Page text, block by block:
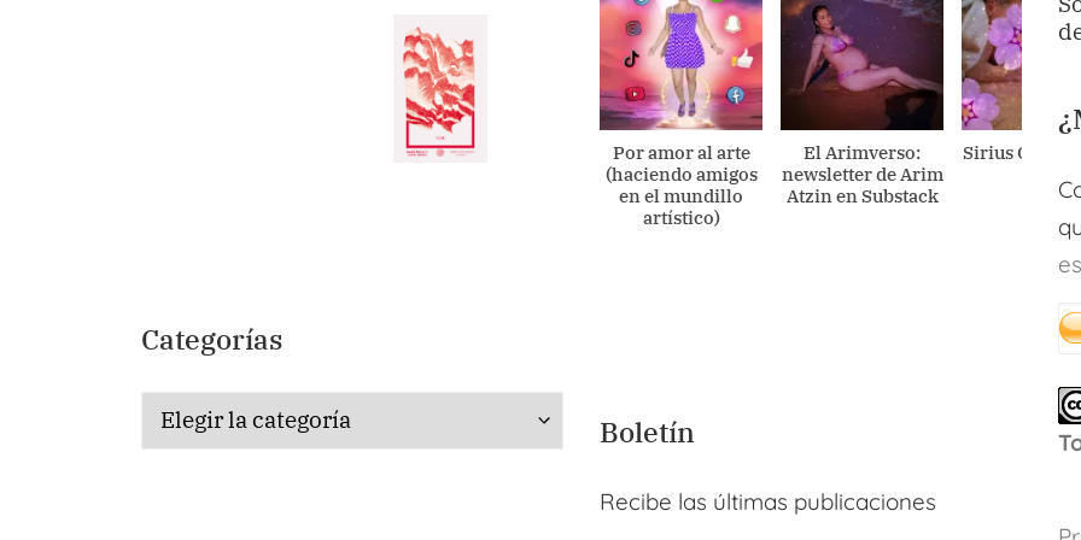
Categorías
Categorías
Por amor al arte
(haciendo amigos
en el mundillo
artístico)
El Arimverso:
newsletter de Arim
Atzin en Substack
Sirius
Boletín
Recibe las últimas publicaciones